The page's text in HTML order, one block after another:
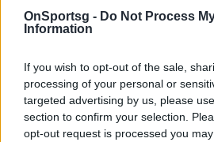
OnSportsg - Do Not Process
Information
If you wish to opt-out of the sale,
processing of your personal or
targeted advertising by us, please
section to confirm your selection.
opt-out request is processed you
Παιχνίδι από